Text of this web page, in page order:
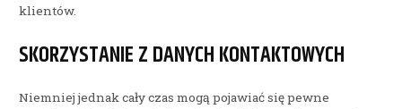
klientów.
SKORZYSTANIE Z DANYCH KONTAKTOWYCH
Niemniej jednak cały czas mogą pojawiać się pewne